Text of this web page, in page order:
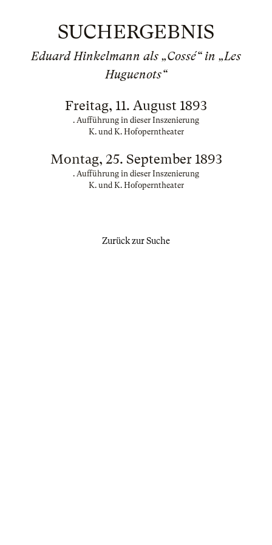
SUCHERGEBNIS
Eduard Hinkelmann als „Cossé“ in „Les
Huguenots“
Freitag, 11. August 1893
. Aufführung in dieser Inszenierung
K. und K. Hofoperntheater
Montag, 25. September 1893
. Aufführung in dieser Inszenierung
K. und K. Hofoperntheater
Zurück zur Suche